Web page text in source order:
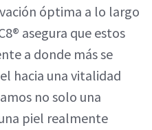
óptima a lo largo
asegura que estos
a donde más se
hacia una vitalidad
no solo una
piel realmente